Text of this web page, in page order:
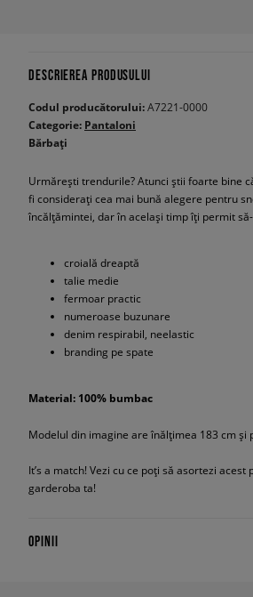
DESCRIEREA PRODUSULUI
Codul producătorului:A7221-0000
Categorie: Pantaloni
Bărbați
Urmărești trendurile? Atunci știi foarte bine
fi considerați cea mai bună alegere pentru
încălțămintei, dar în același timp îți permit
croială dreaptă
talie medie
fermoar practic
numeroase buzunare
denim respirabil, neelastic
branding pe spate
Material: 100% bumbac
Modelul din imagine are înălțimea 183 cm
It’s a match! Vezi cu ce poți să asortezi
garderoba ta!
OPINII